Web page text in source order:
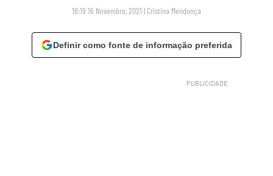
18:19 16 Novembro, 2021 | Cristina Mendonça
Definir como fonte de informação preferida